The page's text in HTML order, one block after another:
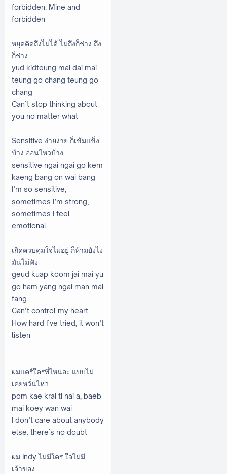
forbidden. Mine and
forbidden
หยุดคิดถึงไม่ได้ ไม่ถึงก็ช่าง ถึง
ก็ช่าง
yud kidteung mai dai mai
teung go chang teung go
chang
Can’t stop thinking about
you no matter what
Sensitive ง่ายง่าย ก็เข้มแข็ง
บ้าง อ่อนไหวบ้าง
sensitive ngai ngai go kem
kaeng bang on wai bang
I’m so sensitive,
sometimes I’m strong,
sometimes I feel
emotional
เกิดควบคุมใจไม่อยู่ ก็ห้ามยังไง
มันไม่ฟัง
geud kuap koom jai mai yu
go ham yang ngai man mai
fang
Can’t control my heart.
How hard I’ve tried, it won’t
listen
ผมแคร์ใครที่ไหนอะ แบบไม่
เคยหวั่นไหว
pom kae krai ti nai a, baeb
mai koey wan wai
I don’t care about anybody
else, there’s no doubt
ผม Indy ไม่มีใคร ใจไม่มี
เจ้าของ